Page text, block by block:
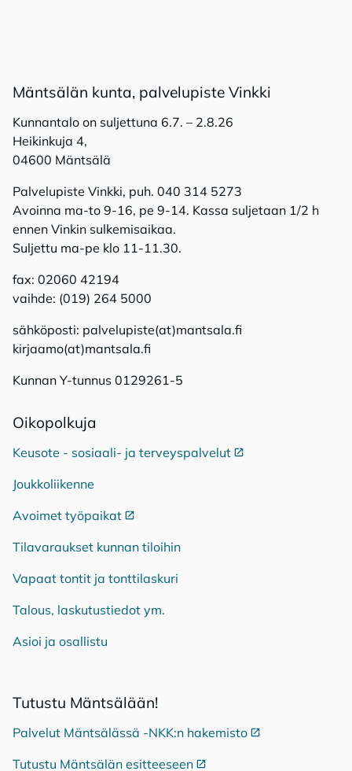
Mänt­sä­län kun­ta, pal­ve­lu­pis­te Vink­ki
Kunnantalo on suljettuna 6.7. – 2.8.26
Heikinkuja 4,
04600 Mäntsälä
Palvelupiste Vinkki, puh. 040 314 5273
Avoinna ma-to 9-16, pe 9-14. Kassa suljetaan 1/2 h
ennen Vinkin sulkemisaikaa.
Suljettu ma-pe klo 11-11.30.
fax: 02060 42194
vaihde: (019) 264 5000
sähköposti: palvelupiste(at)mantsala.fi
kirjaamo(at)mantsala.fi
Kunnan Y-tunnus 0129261-5
Oi­ko­pol­ku­ja
Keusote - sosiaali- ja terveyspalvelut Ulkoinen linkki
Joukkoliikenne
Avoimet työpaikat Ulkoinen linkki
Tilavaraukset kunnan tiloihin
Vapaat tontit ja tonttilaskuri
Talous, laskutustiedot ym.
Asioi ja osallistu
Tu­tus­tu Mänt­sä­lään!
Palvelut Mäntsälässä -NKK:n hakemisto Ulkoinen linkki
Tutustu Mäntsälän esitteeseen Ulkoinen linkki